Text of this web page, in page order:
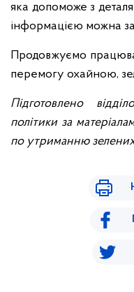
яка допоможе з
інформацією можна
Продовжуємо
перемогу охайною,
Підготовлено
політики за
по утриманню